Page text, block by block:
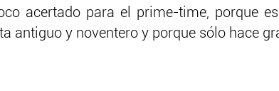
acertado para el prime-time, porque
antiguo y noventero y porque sólo hace